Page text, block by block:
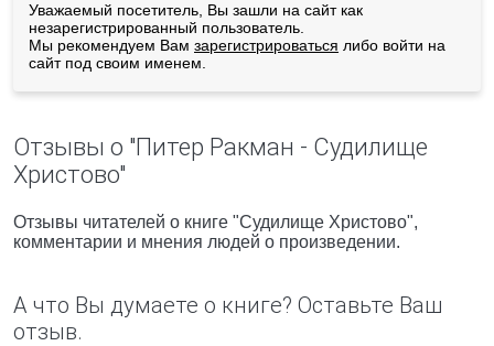
Уважаемый посетитель, Вы зашли на сайт как
незарегистрированный пользователь.
Мы рекомендуем Вам зарегистрироваться либо войти на
сайт под своим именем.
Отзывы о "Питер Ракман - Судилище
Христово"
Отзывы читателей о книге "Судилище Христово",
комментарии и мнения людей о произведении.
А что Вы думаете о книге? Оставьте Ваш
отзыв.